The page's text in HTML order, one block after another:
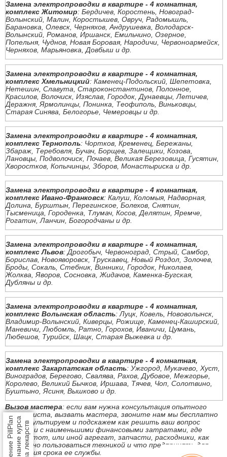
Замена электропроводки в квартире - 4 комнатная,
комплекс Житомир: Бердичев, Коростень, Новоград-
Волынский, Малин, Коростышев, Овруч, Радомышль,
Барановка, Олевск, Черняхов, Андрушевка, Володарск-
Волынский, Романов, Иршанск, Емильчино, Озерное,
Попельня, Чуднов, Новая Боровая, Народичи, Червоноармейск,
Черняхов, Марьяновка, Довбыш и др.
Замена электропроводки в квартире - 4 комнатная,
комплекс Хмельницкий: Каменец-Подольский, Шепетовка,
Нетешин, Славута, Староконстантинов, Полонное,
Красилов, Волочиск, Изяслав, Городок, Дунаевцы, Летичев,
Деражня, Ярмолинцы, Понинка, Теофиполь, Виньковцы,
Старая Синява, Белогорье, Чемеровцы и др.
Замена электропроводки в квартире - 4 комнатная,
комплекс Тернополь: Чортков, Кременец, Бережаны,
Збараж, Теребовля, Бучач, Борщев, Залещики, Козова,
Лановцы, Подволочиск, Почаев, Великая Березовица, Гусятин,
Хворостков, Копычинцы, Зборов, Монастыриска и др.
Замена электропроводки в квартире - 4 комнатная,
комплекс Ивано-Франковск: Калуш, Коломыя, Надворная,
Долина, Бурштын, Перегинское, Болехов, Снятин,
Тысменица, Городенка, Тлумач, Косов, Делятин, Яремче,
Рогатин, Ланчин, Богородчаны и др.
Замена электропроводки в квартире - 4 комнатная,
комплекс Львов: Дрогобыч, Червоноград, Стрый, Самбор,
Борислав, Новояворовск, Трускавец, Новый Роздол, Золочев,
Броды, Сокаль, Стебник, Винники, Городок, Николаев,
Жолква, Яворов, Сосновка, Жидачов, Каменка-Бугская,
Дубляны и др.
Замена электропроводки в квартире - 4 комнатная,
комплекс Волынская область: Луцк, Ковель, Нововолынск,
Владимир-Волынский, Киверцы, Рожище, Каменец-Каширский,
Маневичи, Любомль, Ратно, Горохов, Иваничи, Цумань,
Любешов, Турийск, Шацк, Старая Выжевка и др.
Замена электропроводки в квартире - 4 комнатная,
комплекс Закарпатская область: Ужгород, Мукачево, Хуст,
Виноградов, Берегово, Свалява, Рахов, Дубовое, Межгорье,
Королево, Великий Бычков, Иршава, Тячев, Чоп, Солотвино,
Буштыно, Ясиня, Вышково и др.
Вызов мастера: если вам нужна консультация опытного
специалиста, вызвать мастера, звоните нам мы бесплатно
проконсультируем и подскажем как решить ваш вопрос
быстро и с наименьшими финансовыми затратами, где
купить тот, или иной агрегат, запчасти, расходники, как
безопасно пользоваться техникой и что предпринять для
продления срока ее службы.